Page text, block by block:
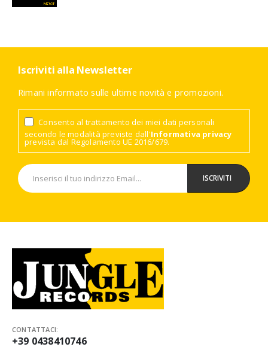
Iscriviti alla Newsletter
Rimani informato sulle ultime novità e promozioni.
Consento al trattamento dei miei dati personali
secondo le modalità previste dall'Informativa privacy
prevista dal Regolamento UE 2016/679.
CONTATTACI:
+39 0438410746